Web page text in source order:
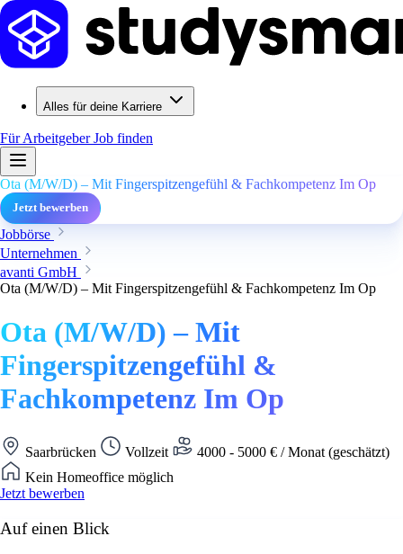
Alles für deine Karriere
Für ArbeitgeberJob finden
Ota (M/W/D) – Mit Fingerspitzengefühl & Fachkompetenz Im Op
Jetzt bewerben
Jobbörse
Unternehmen
avanti GmbH
Ota (M/W/D) – Mit Fingerspitzengefühl & Fachkompetenz Im Op
Ota (M/W/D) – Mit
Fingerspitzengefühl &
Fachkompetenz Im Op
Saarbrücken Vollzeit
4000 - 5000 € / Monat (geschätzt)
Kein Homeoffice möglich
Jetzt bewerben
Auf einen Blick